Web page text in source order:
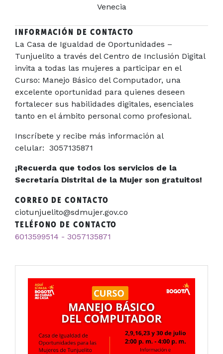
Venecia
INFORMACIÓN DE CONTACTO
La Casa de Igualdad de Oportunidades –
Tunjuelito a través del Centro de Inclusión Digital
invita a todas las mujeres a participar en el
Curso: Manejo Básico del Computador, una
excelente oportunidad para quienes deseen
fortalecer sus habilidades digitales, esenciales
tanto en el ámbito personal como profesional.
Inscríbete y recibe más información al
celular: 3057135871
¡Recuerda que todos los servicios de la
Secretaría Distrital de la Mujer son gratuitos!
CORREO DE CONTACTO
ciotunjuelito@sdmujer.gov.co
TELÉFONO DE CONTACTO
6013599514 - 3057135871